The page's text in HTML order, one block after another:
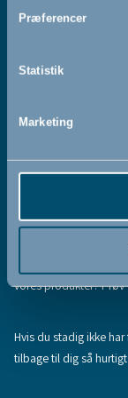
Præferencer
Statistik
Marketing
læst og
Fandt du ikke den
vores produkter?
Hvis du stadig ikke
tilbage til dig så